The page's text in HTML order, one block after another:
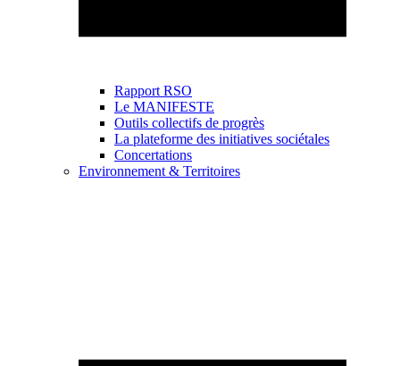
Rapport RSO
Le MANIFESTE
Outils collectifs de progrès
La plateforme des initiatives sociétales
Concertations
Environnement & Territoires